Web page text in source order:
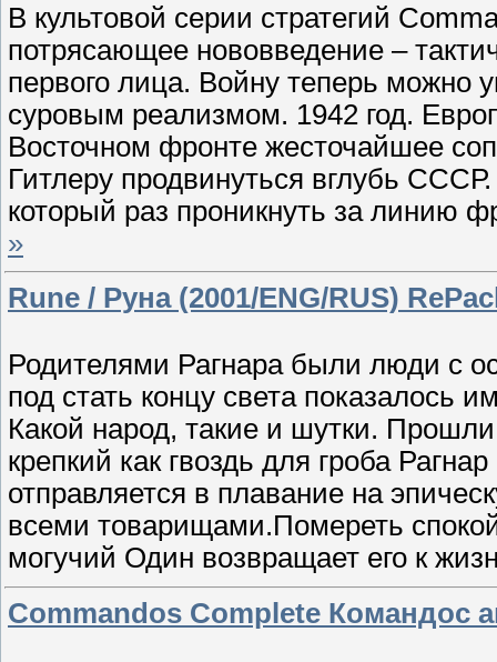
В культовой серии стратегий
потрясающее нововведение –
первого лица. Войну теперь можно
суровым реализмом. 1942 год.
Восточном фронте жесточайшее
Гитлеру продвинуться вглубь
который раз проникнуть за линию
»
Rune / Руна (2001/ENG/RUS)
Родителями Рагнара были люди с
под стать концу света показалось
Какой народ, такие и шутки.
крепкий как гвоздь для гроба
отправляется в плавание на
всеми товарищами.Помереть
могучий Один возвращает его к
Commandos Complete Командос